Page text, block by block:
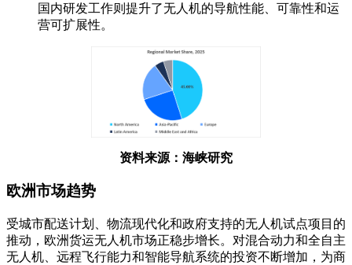
国内研发工作则提升了无人机的导航性能、可靠性和运
营可扩展性。
资料来源：海峡研究
欧洲市场趋势
受城市配送计划、物流现代化和政府支持的无人机试点项目的
推动，欧洲货运无人机市场正稳步增长。对混合动力和全自主
无人机、远程飞行能力和智能导航系统的投资不断增加，为商